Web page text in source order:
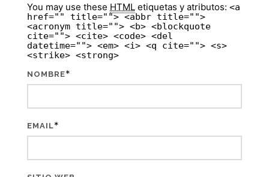
You may use these HTML etiquetas y atributos: <a
href="" title=""> <abbr title="">
<acronym title=""> <b> <blockquote
cite=""> <cite> <code> <del
datetime=""> <em> <i> <q cite=""> <s>
<strike> <strong>
NOMBRE*
EMAIL*